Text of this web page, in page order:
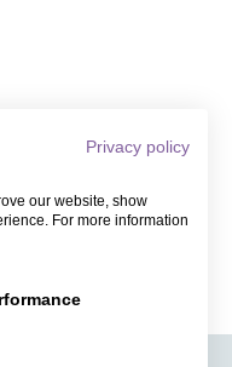
Privacy policy
our website, show
For more information